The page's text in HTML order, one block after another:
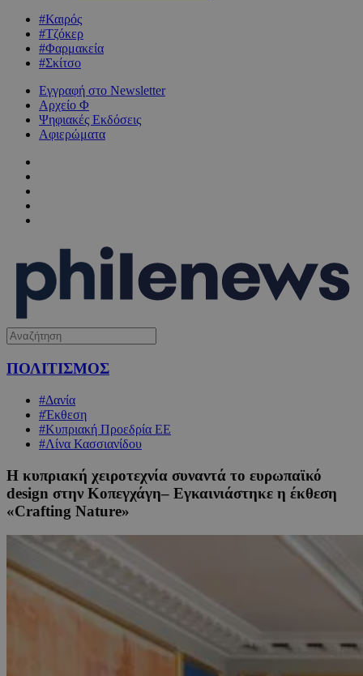
#Καιρός
#Τζόκερ
#Φαρμακεία
#Σκίτσο
Εγγραφή στο Newsletter
Αρχείο Φ
Ψηφιακές Εκδόσεις
Αφιερώματα
ΠΟΛΙΤΙΣΜΟΣ
#Δανία
#Έκθεση
#Κυπριακή Προεδρία ΕΕ
#Λίνα Κασσιανίδου
Η κυπριακή χειροτεχνία συναντά το ευρωπαϊκό
design στην Κοπεγχάγη– Εγκαινιάστηκε η έκθεση
«Crafting Nature»